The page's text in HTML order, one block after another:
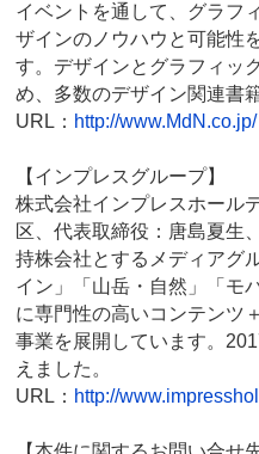
イベントを通して、グラフ
ザインのノウハウと可能性
す。デザインとグラフィッ
め、多数のデザイン関連書
URL： http://www.MdN.co.jp/
【インプレスグループ】
株式会社インプレスホール
区、代表取締役：唐島夏生
持株会社とするメディアグ
イン」「山岳・自然」「モ
に専門性の高いコンテンツ
事業を展開しています。
えました。
URL： http://